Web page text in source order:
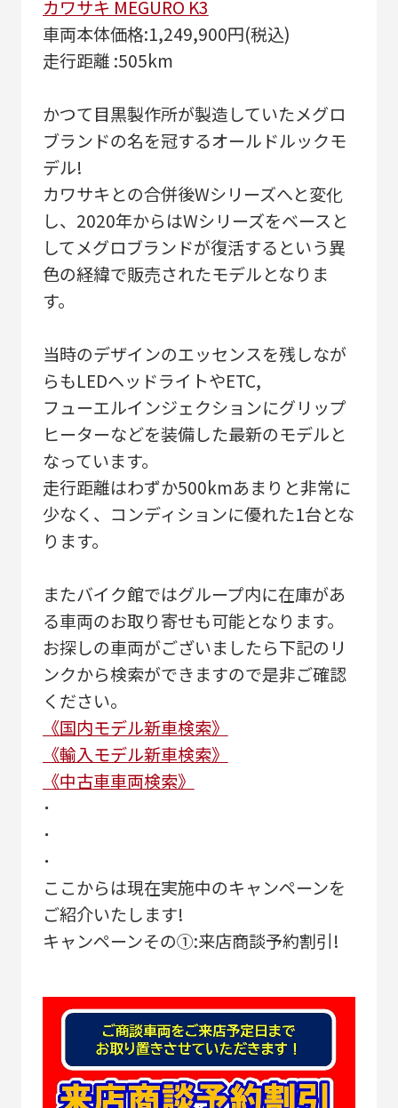
カワサキ MEGURO K3
車両本体価格:1,249,900円(税込)
走行距離 :505km
かつて目黒製作所が製造していたメグロ
ブランドの名を冠するオールドルックモ
デル!
カワサキとの合併後Wシリーズへと変化
し、2020年からはWシリーズをベースと
してメグロブランドが復活するという異
色の経緯で販売されたモデルとなりま
す。
当時のデザインのエッセンスを残しなが
らもLEDヘッドライトやETC,
フューエルインジェクションにグリップ
ヒーターなどを装備した最新のモデルと
なっています。
走行距離はわずか500kmあまりと非常に
少なく、コンディションに優れた1台とな
ります。
またバイク館ではグループ内に在庫があ
る車両のお取り寄せも可能となります。
お探しの車両がございましたら下記のリ
ンクから検索ができますので是非ご確認
ください。
《国内モデル新車検索》
《輸入モデル新車検索》
《中古車車両検索》
･
･
･
ここからは現在実施中のキャンペーンを
ご紹介いたします!
キャンペーンその①:来店商談予約割引!